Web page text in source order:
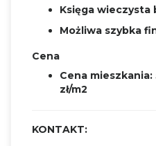
Księga wieczysta
Możliwa szybka
Cena
Cena mieszkania:
zł/m2
KONTAKT: